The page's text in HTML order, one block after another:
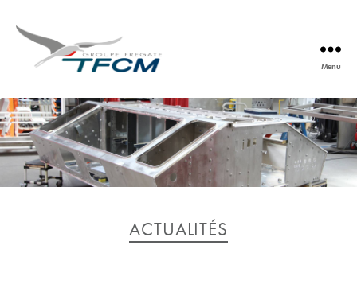
Menu
Catégories
ACTUALITÉS